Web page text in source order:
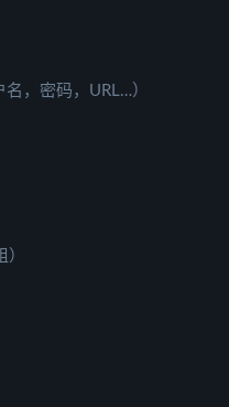
，密码，URL…）